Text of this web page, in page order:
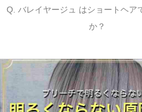
Q. バレイヤージュ はショートヘア
か？